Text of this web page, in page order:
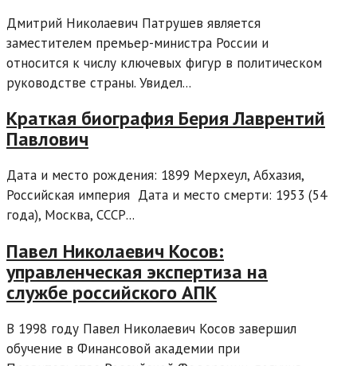
Дмитрий Николаевич Патрушев является
заместителем премьер-министра России и
относится к числу ключевых фигур в политическом
руководстве страны. Увидел...
Краткая биография Берия Лаврентий
Павлович
Дата и место рождения: 1899 Мерхеул, Абхазия,
Российская империя Дата и место смерти: 1953 (54
года), Москва, СССР...
Павел Николаевич Косов:
управленческая экспертиза на
службе российского АПК
В 1998 году Павел Николаевич Косов завершил
обучение в Финансовой академии при